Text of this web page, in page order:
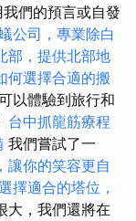
們的預言或自發
公司，專業除白
部，提供北部地
何選擇合適的搬
以體驗到旅行和
台中抓龍筋療程
我們嘗試了一
讓你的笑容更自
擇適合的塔位，
大，我們還將在